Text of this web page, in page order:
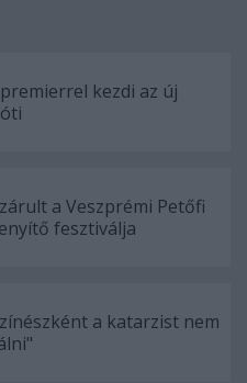
kezdi az új
a Veszprémi Petőfi
fesztiválja
a katarzist nem